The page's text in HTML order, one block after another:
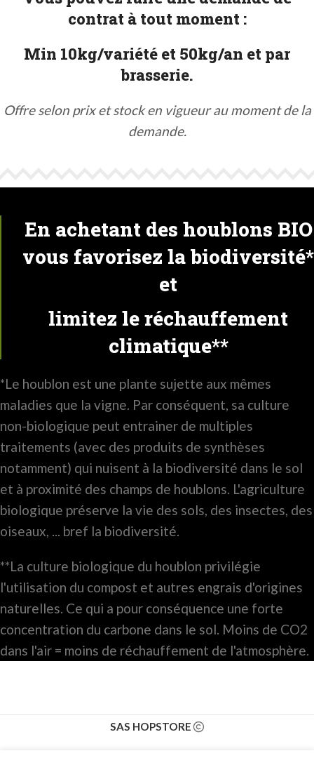
contrat à tout moment :
Min 10kg/variété et 50kg/an et par
brasserie.
Offre selon prix et stock en vigueur au moment de la
demande.
En achetant des houblons BIO
vous favorisez la biodiversité*
et
limitez le réchauffement
climatique**
*Le houblon est une plante sujette aux mêmes
maladies que la vigne. Par conséquent, sa culture
non-biologique peut entrainer de multiples
traitements (avec des produits de synthèses
notamment) qui nuisent à la biodiversité dans le sol
et à proximité des champs de houblons. L'agriculture
biologique préserve la vie des sols, des insectes, des
oiseaux, ... bref la biodiversité.
**La culture biologique du houblon privilégie
l'utilisation du compost et autres engrais d'origines
naturelles. Ce qui a pour conséquence une forte
concentration du carbone dans le sol. Moins de CO2
dans l'air = moins de réchauffement de l'atmosphère.
SAS HOPSTORE